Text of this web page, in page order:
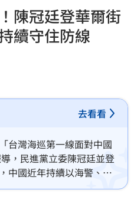
陳冠廷登華爾街
續守住防線
去看看
台灣海巡第一線面對中國
，民進黨立委陳冠廷並登
中國近年持續以海警、海
限制水域，測試台灣的反